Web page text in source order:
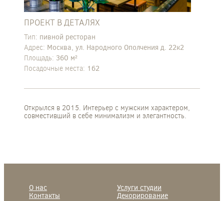
ПРОЕКТ В ДЕТАЛЯХ
Тип: пивной ресторан
Адрес: Москва, ул. Народного Ополчения д. 22к2
Площадь: 360 м²
Посадочные места: 162
Открылся в 2015. Интерьер с мужским характером,
совместивший в себе минимализм и элегантность.
О нас
Контакты
Услуги студии
Декорирование